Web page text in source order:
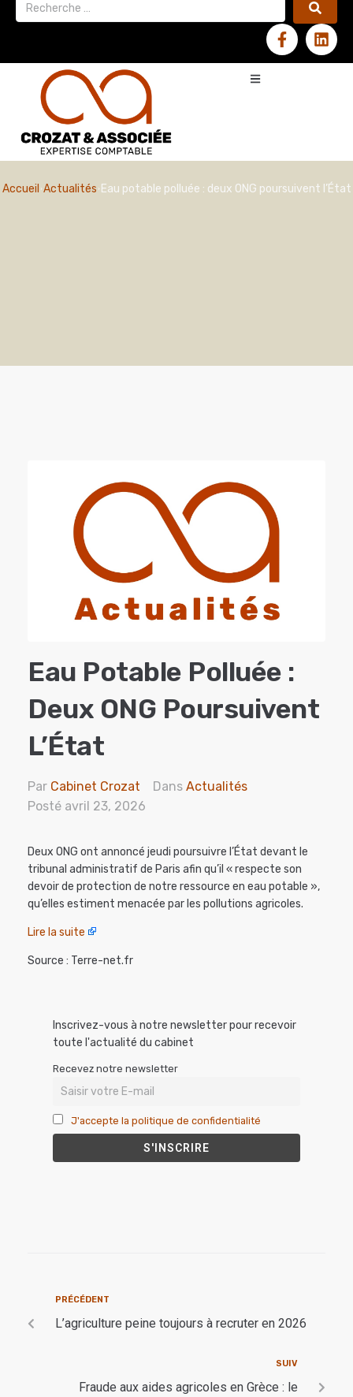
Accueil Actualités Eau potable polluée : deux ONG poursuivent l’État
Eau Potable Polluée :
Deux ONG Poursuivent
L’État
Par Cabinet Crozat Dans Actualités
Posté avril 23, 2026
Deux ONG ont annoncé jeudi poursuivre l’État devant le
tribunal administratif de Paris afin qu’il « respecte son
devoir de protection de notre ressource en eau potable »,
qu’elles estiment menacée par les pollutions agricoles.
Lire la suite
Source : Terre-net.fr
Inscrivez-vous à notre newsletter pour recevoir
toute l'actualité du cabinet
Recevez notre newsletter
J'accepte la politique de confidentialité
PRÉCÉDENT
L’agriculture peine toujours à recruter en 2026
SUIV
Fraude aux aides agricoles en Grèce : le